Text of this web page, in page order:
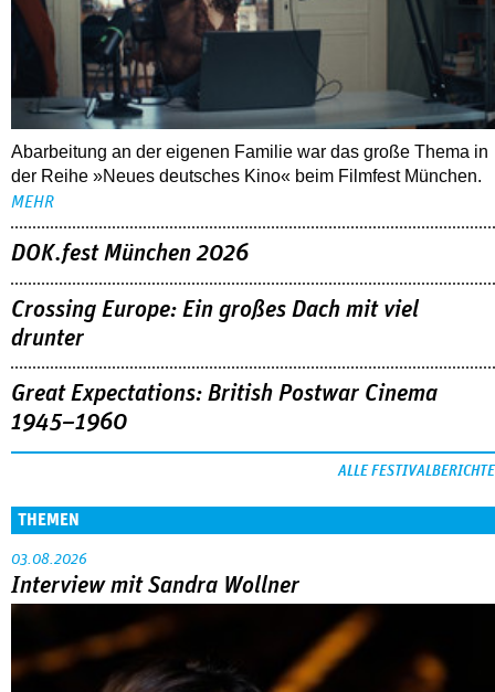
Abarbeitung an der eigenen Familie war das große Thema in
der Reihe »Neues deutsches Kino« beim Filmfest München.
MEHR
DOK.fest München 2026
Crossing Europe: Ein großes Dach mit viel
drunter
Great Expectations: British Postwar Cinema
1945–1960
ALLE FESTIVALBERICHTE
THEMEN
03.08.2026
Interview mit Sandra Wollner